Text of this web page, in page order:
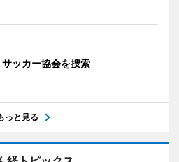
ッカー協会を捜索
っと見る